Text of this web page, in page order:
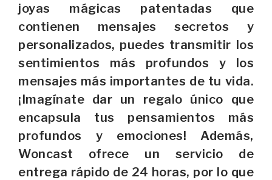
joyas mágicas patentadas que
contienen mensajes secretos y
personalizados, puedes transmitir los
sentimientos más profundos y los
mensajes más importantes de tu vida.
¡Imagínate dar un regalo único que
encapsula tus pensamientos más
profundos y emociones! Además,
Woncast ofrece un servicio de
entrega rápido de 24 horas, por lo que